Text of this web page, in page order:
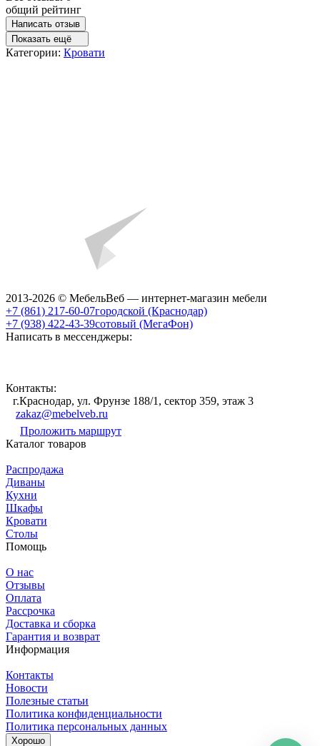
общий рейтинг
Написать отзыв
Показать ещё
Категории: Кровати
2013-2026 © МебельВеб — интернет-магазин мебели
+7 (861) 217-60-07городской (Краснодар)
+7 (938) 422-43-39сотовый (МегаФон)
Написать в мессенджеры:
Контакты:
г.Краснодар, ул. Фрунзе 188/1, сектор 359, этаж 3
zakaz@mebelveb.ru
Проложить маршрут
Каталог товаров
Распродажа
Диваны
Кухни
Шкафы
Кровати
Столы
Помощь
О нас
Отзывы
Оплата
Рассрочка
Доставка и сборка
Гарантия и возврат
Информация
Контакты
Новости
Полезные статьи
Политика конфиденциальности
Политика персональных данных
Хорошо